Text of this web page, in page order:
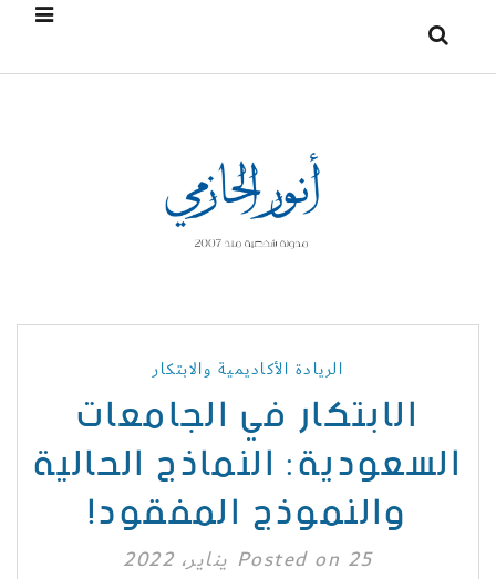
الريادة الأكاديمية والابتكار
الابتكار في الجامعات
السعودية: النماذج الحالية
والنموذج المفقود!
Posted on 25 يناير، 2022